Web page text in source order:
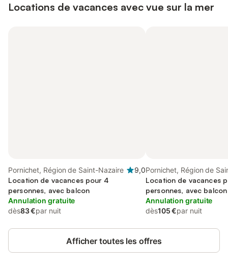
Locations de vacances avec vue sur la mer
Pornichet, Région de Saint-Nazaire
9,0
Location de vacances pour 4
personnes, avec balcon
Annulation gratuite
dès83 €par nuit
Pornichet, Région de
Location de vacances
personnes, avec balcon
Annulation gratuite
dès105 €par nuit
Afficher toutes les offres